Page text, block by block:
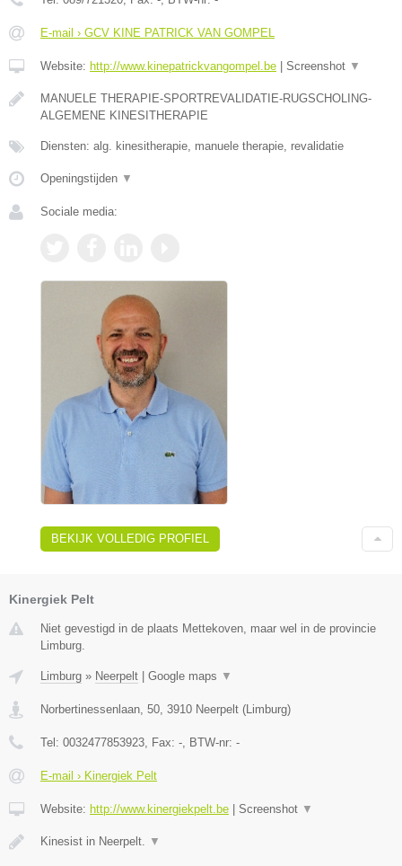
E-mail › GCV KINE PATRICK VAN GOMPEL
Website: http://www.kinepatrickvangompel.be Screenshot ▼
MANUELE THERAPIE-SPORTREVALIDATIE-RUGSCHOLING-
ALGEMENE KINESITHERAPIE
Diensten: alg. kinesitherapie, manuele therapie, revalidatie
Openingstijden ▼
Sociale media:
BEKIJK VOLLEDIG PROFIEL
Kinergiek Pelt
Niet gevestigd in de plaats Mettekoven, maar wel in de provincie
Limburg.
Limburg » Neerpelt | Google maps ▼
Norbertinessenlaan, 50 3910 Neerpelt (Limburg)
Tel: 0032477853923 , Fax: - , BTW-nr: -
E-mail › Kinergiek Pelt
Website: http://www.kinergiekpelt.be | Screenshot ▼
Kinesist in Neerpelt. ▼